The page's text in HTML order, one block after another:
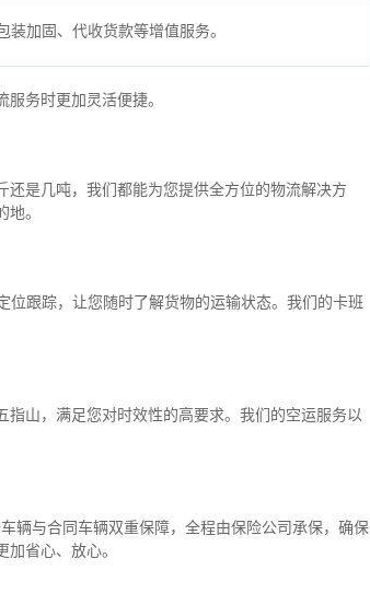
加固、代收货款等增值服务。
务时更加灵活便捷。
是几吨，我们都能为您提供全方位的物流解决方
。
位跟踪，让您随时了解货物的运输状态。我们的卡班
山，满足您对时效性的高要求。我们的空运服务以
辆与合同车辆双重保障，全程由保险公司承保，确保
省心、放心。